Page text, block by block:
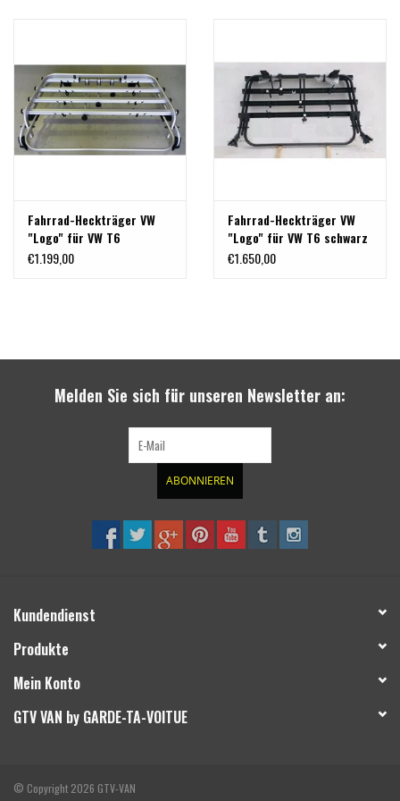
Fahrrad-Heckträger VW
"Logo" für VW T6
€1.199,00
Fahrrad-Heckträger VW
"Logo" für VW T6 schwarz
pulverbeschichtet
€1.650,00
Melden Sie sich für unseren Newsletter an:
ABONNIEREN
Kundendienst
Produkte
Mein Konto
GTV VAN by GARDE-TA-VOITUE
© Copyright 2026 GTV-VAN